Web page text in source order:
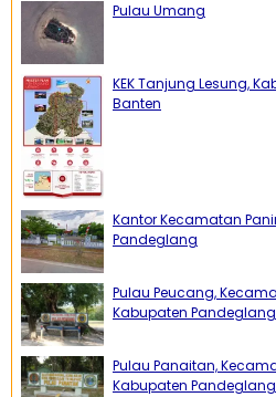
Pulau Umang
KEK Tanjung Lesung,
Banten
Kantor Kecamatan
Pandeglang
Pulau Peucang,
Kabupaten Pandeglang
Pulau Panaitan,
Kabupaten Pandeglang